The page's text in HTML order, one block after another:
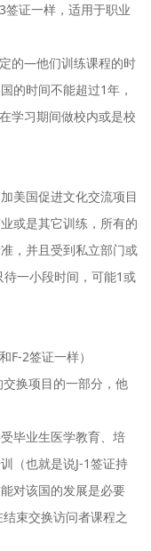
证一样，适用于职业
的—他们训练课程的时
的时间不能超过1年，
学习期间做校内或是校
美国促进文化交流项目
或是其它训练，所有的
，并且受到私立部门或
一小段时间，可能1或
2签证一样）
换项目的一部分，他
毕业生医学教育、培
（也就是说J-1签证持
对该国的发展是必要
束交换访问者课程之